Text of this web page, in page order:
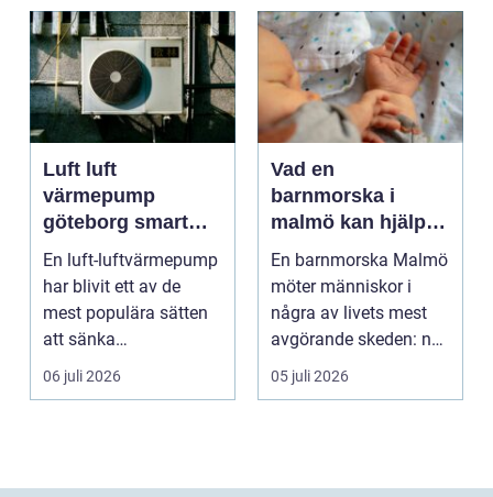
Luft luft
värmepump
göteborg smart
värme för
kustklimat
En luft-luftvärmepump
har blivit ett av de
mest populära sätten
att sänka
uppvärmningskostnad
er och ...
06 juli 2026
Vad en
barnmorska i
malmö kan hjälpa
till med genom
livets olika faser
En barnmorska Malmö
möter människor i
några av livets mest
avgörande skeden: när
en graviditet plane...
05 juli 2026